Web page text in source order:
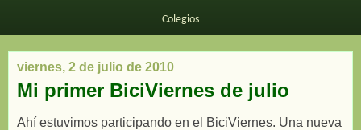
Colegios
viernes, 2 de julio de 2010
Mi primer BiciViernes de julio
Ahí estuvimos participando en el BiciViernes. Una nueva